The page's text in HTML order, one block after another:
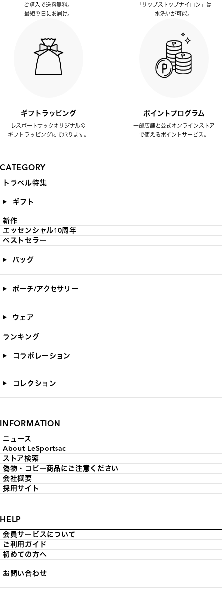
ご購入で送料無料。
最短翌日にお届け。
「リップストップナイロン」は
水洗いが可能。
ギフトラッピング
レスポートサックオリジナルの
ギフトラッピングにて承ります。
ポイントプログラム
一部店舗と公式オンラインストア
で使えるポイントサービス。
CATEGORY
トラベル特集
ギフト
新作
エッセンシャル10周年
ベストセラー
バッグ
ポーチ/アクセサリー
ウェア
ランキング
コラボレーション
コレクション
INFORMATION
ニュース
About LeSportsac
ストア検索
偽物・コピー商品にご注意ください
会社概要
採用サイト
HELP
会員サービスについて
ご利用ガイド
初めての方へ
お問い合わせ